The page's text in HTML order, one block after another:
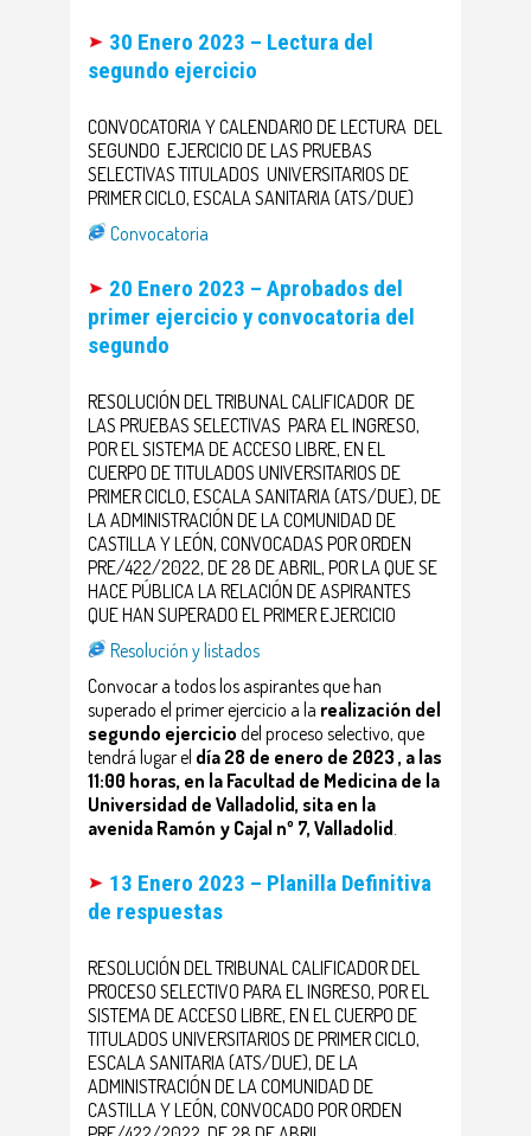
30 Enero 2023 – Lectura del
segundo ejercicio
CONVOCATORIA Y CALENDARIO DE LECTURA DEL
SEGUNDO EJERCICIO DE LAS PRUEBAS
SELECTIVAS TITULADOS UNIVERSITARIOS DE
PRIMER CICLO, ESCALA SANITARIA (ATS/DUE)
Convocatoria
20 Enero 2023 – Aprobados del
primer ejercicio y convocatoria del
segundo
RESOLUCIÓN DEL TRIBUNAL CALIFICADOR DE
LAS PRUEBAS SELECTIVAS PARA EL INGRESO,
POR EL SISTEMA DE ACCESO LIBRE, EN EL
CUERPO DE TITULADOS UNIVERSITARIOS DE
PRIMER CICLO, ESCALA SANITARIA (ATS/DUE), DE
LA ADMINISTRACIÓN DE LA COMUNIDAD DE
CASTILLA Y LEÓN, CONVOCADAS POR ORDEN
PRE/422/2022, DE 28 DE ABRIL, POR LA QUE SE
HACE PÚBLICA LA RELACIÓN DE ASPIRANTES
QUE HAN SUPERADO EL PRIMER EJERCICIO
Resolución y listados
Convocar a todos los aspirantes que han
superado el primer ejercicio a la realización del
segundo ejercicio del proceso selectivo, que
tendrá lugar el día 28 de enero de 2023 , a las
11:00 horas, en la Facultad de Medicina de la
Universidad de Valladolid, sita en la
avenida Ramón y Cajal nº 7, Valladolid.
13 Enero 2023 – Planilla Definitiva
de respuestas
RESOLUCIÓN DEL TRIBUNAL CALIFICADOR DEL
PROCESO SELECTIVO PARA EL INGRESO, POR EL
SISTEMA DE ACCESO LIBRE, EN EL CUERPO DE
TITULADOS UNIVERSITARIOS DE PRIMER CICLO,
ESCALA SANITARIA (ATS/DUE), DE LA
ADMINISTRACIÓN DE LA COMUNIDAD DE
CASTILLA Y LEÓN, CONVOCADO POR ORDEN